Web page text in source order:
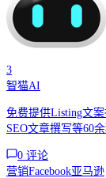
3
智猫AI
免费提供Listing文
SEO文章撰写等60
0 评论
营销Facebook亚马逊